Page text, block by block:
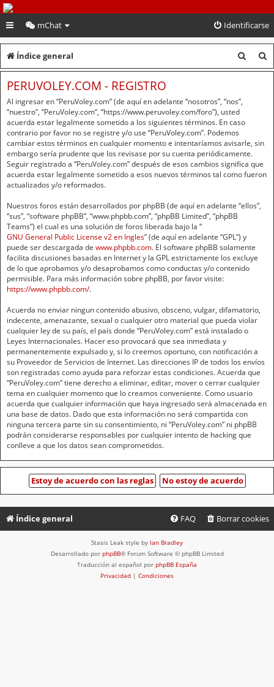
PeruVoley.com
mChat Identificarse
Índice general
u
u
r
PERUVOLEY.COM - REGISTRO
Al ingresar en “PeruVoley.com” (de aquí en adelante “nosotros”, “nos”,
“nuestro”, “PeruVoley.com”, “https://www.peruvoley.com/foro”), usted
acuerda estar legalmente sometido a los siguientes términos. En caso
contrario por favor no se registre y/o use “PeruVoley.com”. Podemos
cambiar estos términos en cualquier momento e intentaríamos avisarle, sin
embargo sería prudente que los revisase por su cuenta periódicamente.
Seguir registrado a “PeruVoley.com” después de esos cambios significa que
acuerda estar legalmente sometido a esos nuevos términos tal como fueron
actualizados y/o reformados.
Nuestros foros están desarrollados por phpBB (de aquí en adelante “ellos”,
“sus”, “software phpBB”, “www.phpbb.com”, “phpBB Limited”, “phpBB
Teams”) el cual es una solución de foros liberada bajo la “
GNU General Public License v2 en Ingles” (de aquí en adelante “GPL”) y
puede ser descargada de www.phpbb.com. El software phpBB solamente
facilita discusiones basadas en Internet y la GPL estrictamente los excluye
de lo que aprobamos y/o desaprobamos como conductas y/o contenido
permisible. Para más información sobre phpBB, por favor visite:
https://www.phpbb.com/.
Acuerda no enviar ningun contenido abusivo, obsceno, vulgar, difamatorio,
indecente, amenazante, sexual o cualquier otro material que pueda violar
cualquier ley de su país, el país donde “PeruVoley.com” está instalado o
Leyes Internacionales. Hacer eso provocará que sea inmediata y
permanentemente expulsado y, si lo creemos oportuno, con notificación a
su Proveedor de Servicios de Internet. Las direcciones IP de todos los envíos
son registradas como ayuda para reforzar estas condiciones. Acuerda que
“PeruVoley.com” tiene derecho a eliminar, editar, mover o cerrar cualquier
tema en cualquier momento que lo creamos conveniente. Como usuario
acuerda que cualquier información que haya ingresado será almacenada en
una base de datos. Dado que esta información no será compartida con
ninguna tercera parte sin su consentimiento, ni “PeruVoley.com” ni phpBB
podrán considerarse responsables por cualquier intento de hacking que
conlleve a que los datos sean comprometidos.
Índice general Borrar cookies
FAQ
Stasis Leak style by Ian Bradley
Desarrollado por phpBB® Forum Software © phpBB Limited
Traducción al español por phpBB España
Privacidad | Condiciones